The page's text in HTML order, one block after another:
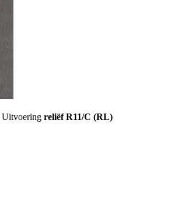
Uitvoering reliëf R11/C (RL)